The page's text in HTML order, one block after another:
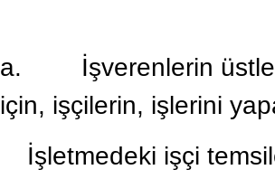
a.
İşverenlerin
için, işçilerin, işlerini
İşletmedeki işçi